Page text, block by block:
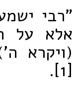
"רבי
אלא על
(ויקרא
[1].